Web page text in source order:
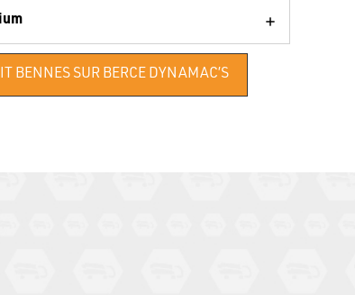
BENNES SUR BERCE DYNAMAC’S